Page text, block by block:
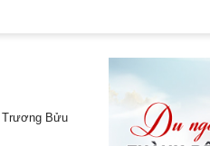
Trương Bửu